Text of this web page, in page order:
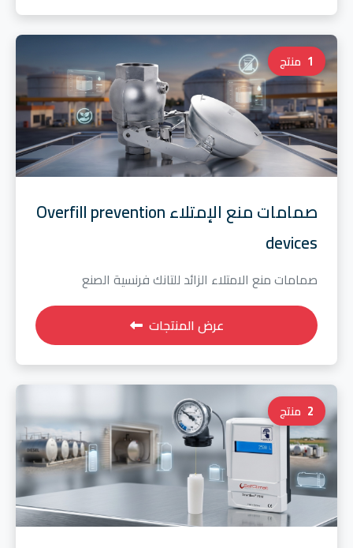
1 منتج
صمامات منع الإمتلاء Overfill prevention
devices
صمامات منع الامتلاء الزائد للتانك فرنسية الصنع
عرض المنتجات
2 منتج